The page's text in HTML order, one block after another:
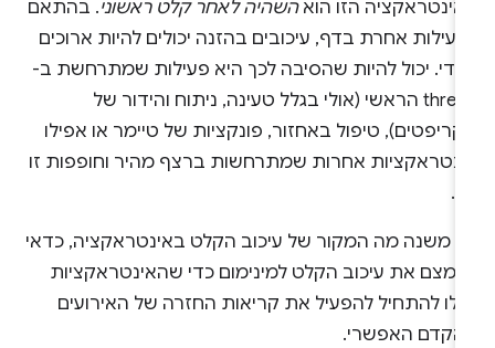
הזו הואהשהיה לאחר קלט ראשוני. בהתאם
אחרת בדף, עיכובים בהזנה יכולים להיות ארוכים
יכול להיות שהסיבה לכך היא פעילות שמתרחשת ב-
thread הראשי (אולי בגלל טעינה, ניתוח והידור של
טיפול באחזור, פונקציות של טיימר או אפילו
אחרות שמתרחשות ברצף מהיר וחופפות זו
משנה מה המקור של עיכוב הקלט באינטראקציה, כדאי
את עיכוב הקלט למינימום כדי שהאינטראקציות
להתחיל להפעיל את קריאות החזרה של האירועים
האפשרי.